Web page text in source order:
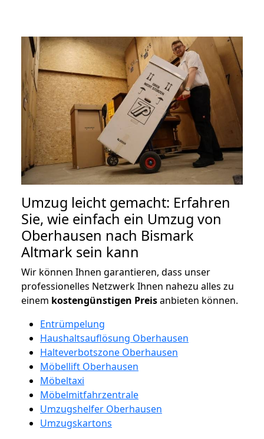
Umzug leicht gemacht: Erfahren
Sie, wie einfach ein Umzug von
Oberhausen nach Bismark
Altmark sein kann
Wir können Ihnen garantieren, dass unser
professionelles Netzwerk Ihnen nahezu alles zu
einem kostengünstigen Preisanbieten können.
Entrümpelung
Haushaltsauflösung Oberhausen
Halteverbotszone Oberhausen
Möbellift Oberhausen
Möbeltaxi
Möbelmitfahrzentrale
Umzugshelfer Oberhausen
Umzugskartons